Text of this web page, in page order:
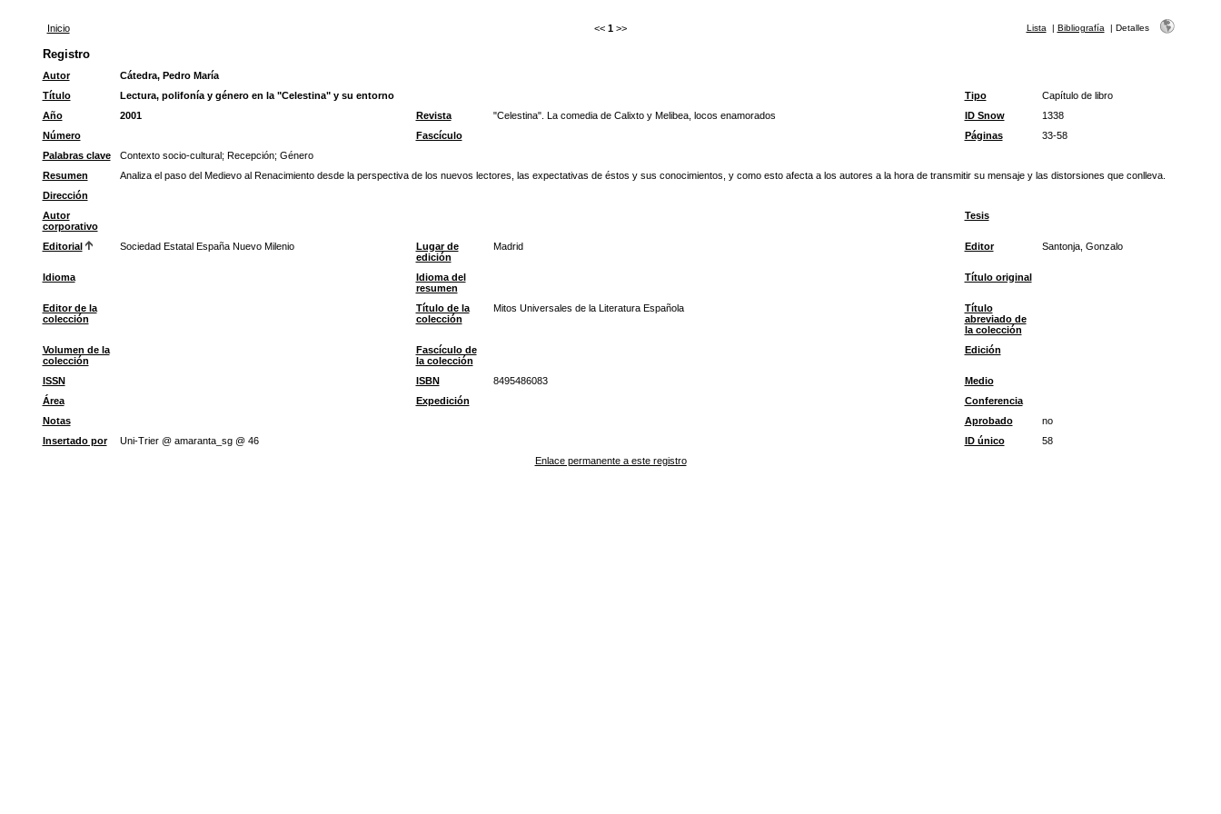
Inicio << 1 >> Lista | Bibliografía | Detalles
Registro
Autor
Cátedra, Pedro María
Título
Lectura, polifonía y género en la "Celestina" y su entorno Tipo
Capítulo de libro
Año
2001 Revista "Celestina". La comedia de Calixto y Melibea, locos enamorados ID Snow
1338
Número
Fascículo Páginas
33-58
Palabras clave
Contexto socio-cultural; Recepción; Género
Resumen
Analiza el paso del Medievo al Renacimiento desde la perspectiva de los nuevos lectores, las expectativas de éstos y sus conocimientos, y como esto afecta a los autores a la hora de transmitir su mensaje y las distorsiones que conlleva.
Dirección
Autor
corporativo
Tesis
Editorial Sociedad Estatal España Nuevo Milenio
Lugar de
edición
Madrid Editor Santonja, Gonzalo
Idioma
Idioma del
resumen
Título original
Editor de la
colección
Título de la
colección
Mitos Universales de la Literatura Española
Título
abreviado de
la colección
Volumen de la
colección
Fascículo de
la colección
Edición
ISSN ISBN 8495486083
Medio
Área
Expedición
Conferencia
Notas
Aprobado
no
Insertado por
Uni-Trier @ amaranta_sg @ 46 ID único
58
Enlace permanente a este registro